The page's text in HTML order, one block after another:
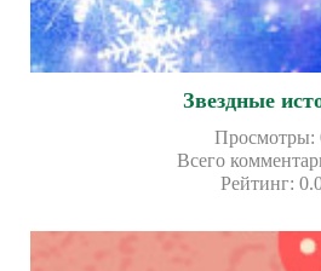
Звездные
Просмотры:
Всего
Рейтинг: